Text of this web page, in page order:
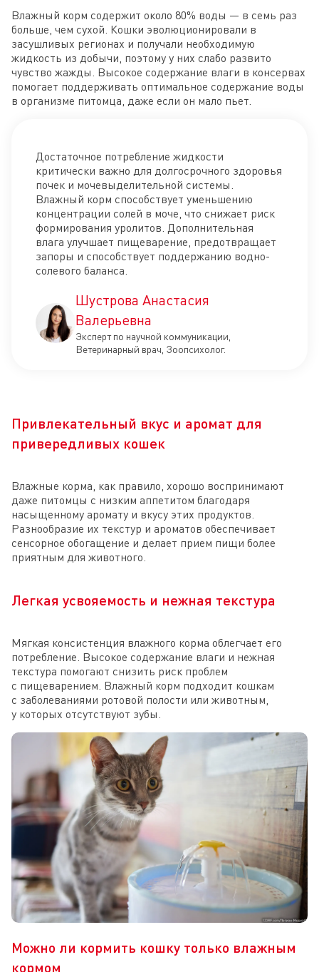
Влажный корм содержит около 80% воды — в семь раз
больше, чем сухой. Кошки эволюционировали в
засушливых регионах и получали необходимую
жидкость из добычи, поэтому у них слабо развито
чувство жажды. Высокое содержание влаги в консервах
помогает поддерживать оптимальное содержание воды
в организме питомца, даже если он мало пьет.
Достаточное потребление жидкости
критически важно для долгосрочного здоровья
почек и мочевыделительной системы.
Влажный корм способствует уменьшению
концентрации солей в моче, что снижает риск
формирования уролитов. Дополнительная
влага улучшает пищеварение, предотвращает
запоры и способствует поддержанию водно-
солевого баланса.
Шустрова Анастасия
Валерьевна
Эксперт по научной коммуникации,
Ветеринарный врач, Зоопсихолог.
Привлекательный вкус и аромат для
привередливых кошек
Влажные корма, как правило, хорошо воспринимают
даже питомцы с низким аппетитом благодаря
насыщенному аромату и вкусу этих продуктов.
Разнообразие их текстур и ароматов обеспечивает
сенсорное обогащение и делает прием пищи более
приятным для животного.
Легкая усвояемость и нежная текстура
Мягкая консистенция влажного корма облегчает его
потребление. Высокое содержание влаги и нежная
текстура помогают снизить риск проблем
с пищеварением. Влажный корм подходит кошкам
с заболеваниями ротовой полости или животным,
у которых отсутствуют зубы.
Можно ли кормить кошку только влажным
кормом